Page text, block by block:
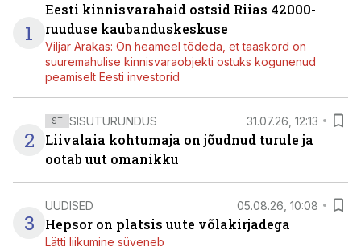
1
Eesti kinnisvarahaid ostsid Riias 42000-
ruuduse kaubanduskeskuse
Viljar Arakas: On heameel tõdeda, et taaskord on
suuremahulise kinnisvaraobjekti ostuks kogunenud
peamiselt Eesti investorid
2
ST SISUTURUNDUS 31.07.26, 12:13
Liivalaia kohtumaja on jõudnud turule ja
ootab uut omanikku
3
UUDISED 05.08.26, 10:08
Hepsor on platsis uute võlakirjadega
Lätti liikumine süveneb